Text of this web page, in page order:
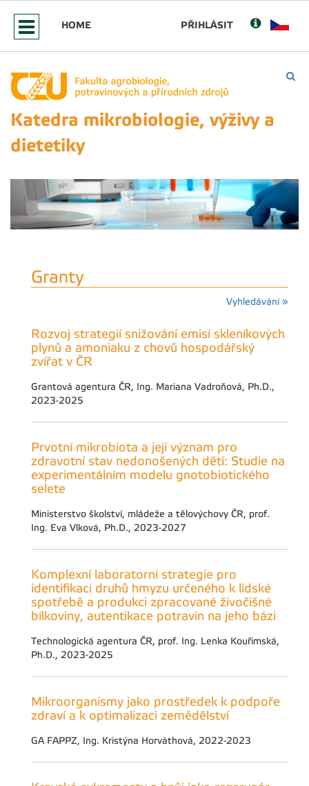
HOME PŘIHLÁSIT
Katedra mikrobiologie, výživy a
dietetiky
Granty
Vyhledávání »
Rozvoj strategií snižování emisí skleníkových
plynů a amoniaku z chovů hospodářský
zvířat v ČR
Grantová agentura ČR, Ing. Mariana Vadroňová, Ph.D.,
2023-2025
Prvotní mikrobiota a její význam pro
zdravotní stav nedonošených dětí: Studie na
experimentálním modelu gnotobiotického
selete
Ministerstvo školství, mládeže a tělovýchovy ČR, prof.
Ing. Eva Vlková, Ph.D., 2023-2027
Komplexní laboratorní strategie pro
identifikaci druhů hmyzu určeného k lidské
spotřebě a produkci zpracované živočišné
bílkoviny, autentikace potravin na jeho bázi
Technologická agentura ČR, prof. Ing. Lenka Kouřimská,
Ph.D., 2023-2025
Mikroorganismy jako prostředek k podpoře
zdraví a k optimalizaci zemědělství
GA FAPPZ, Ing. Kristýna Horváthová, 2022-2023